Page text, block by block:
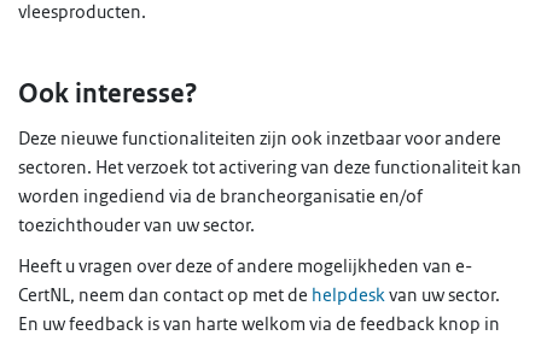
vleesproducten.
Ook interesse?
Deze nieuwe functionaliteiten zijn ook inzetbaar voor andere
sectoren. Het verzoek tot activering van deze functionaliteit kan
worden ingediend via de brancheorganisatie en/of
toezichthouder van uw sector.
Heeft u vragen over deze of andere mogelijkheden van e-
CertNL, neem dan contact op met de helpdeskvan uw sector.
En uw feedback is van harte welkom via de feedback knop in